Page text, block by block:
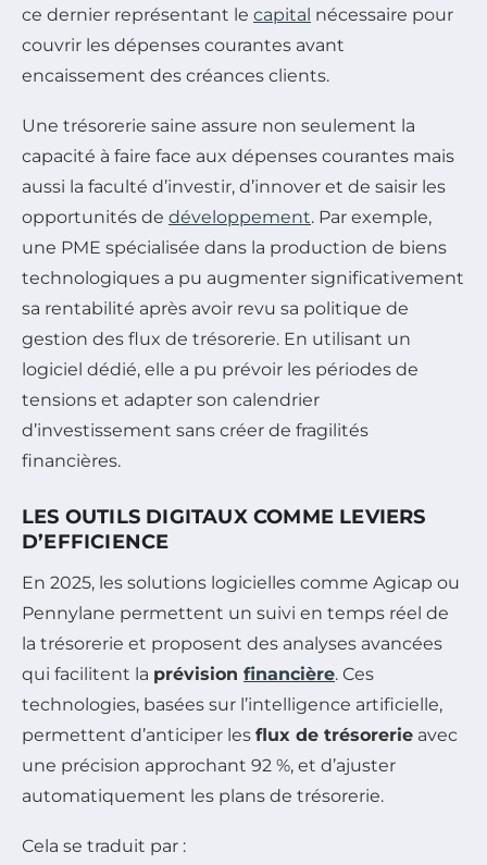
ce dernier représentant le capital nécessaire pour
couvrir les dépenses courantes avant
encaissement des créances clients.
Une trésorerie saine assure non seulement la
capacité à faire face aux dépenses courantes mais
aussi la faculté d’investir, d’innover et de saisir les
opportunités de développement. Par exemple,
une PME spécialisée dans la production de biens
technologiques a pu augmenter significativement
sa rentabilité après avoir revu sa politique de
gestion des flux de trésorerie. En utilisant un
logiciel dédié, elle a pu prévoir les périodes de
tensions et adapter son calendrier
d’investissement sans créer de fragilités
financières.
LES OUTILS DIGITAUX COMME LEVIERS
D’EFFICIENCE
En 2025, les solutions logicielles comme Agicap ou
Pennylane permettent un suivi en temps réel de
la trésorerie et proposent des analyses avancées
qui facilitent la prévision financière. Ces
technologies, basées sur l’intelligence artificielle,
permettent d’anticiper les flux de trésorerie avec
une précision approchant 92 %, et d’ajuster
automatiquement les plans de trésorerie.
Cela se traduit par :